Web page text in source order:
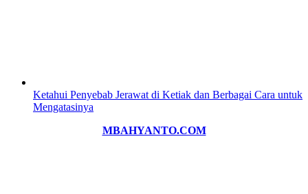
Ketahui Penyebab Jerawat di Ketiak dan Berbagai Cara untuk
Mengatasinya
MBAHYANTO.COM